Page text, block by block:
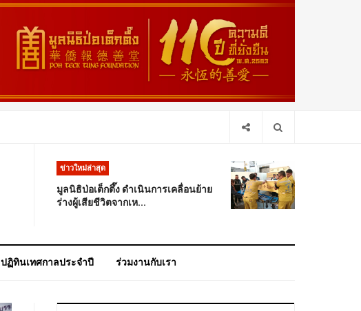
ข่าวใหม่ล่าสุด
มูลนิธิป่อเต็กตึ๊ง ดำเนินการเคลื่อนย้าย
ร่างผู้เสียชีวิตจากเห...
ปฏิทินเทศกาลประจำปี ร่วมงานกับเรา